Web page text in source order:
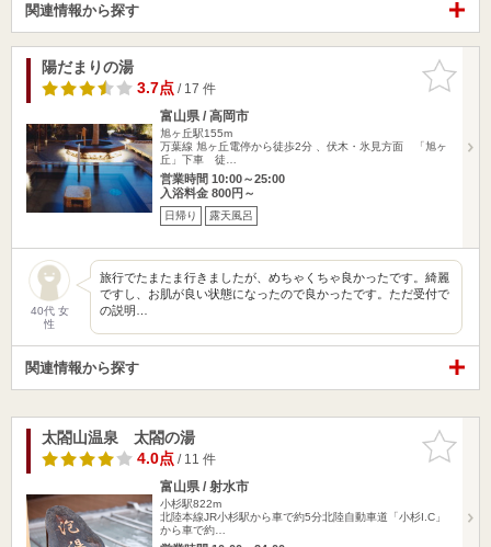
関連情報から探す
お気に入
りに追加
陽だまりの湯
3.7点/ 17 件
富山県 / 高岡市
旭ヶ丘駅155m
万葉線 旭ヶ丘電停から徒歩2分 、伏木・氷見方面 「旭ヶ
丘」下車 徒…
営業時間 10:00～25:00
入浴料金 800円～
日帰り 露天風呂
40代 女
性
旅行でたまたま行きましたが、めちゃくちゃ良かったです。綺麗
ですし、お肌が良い状態になったので良かったです。ただ受付で
の説明…
関連情報から探す
お気に入
りに追加
太閤山温泉 太閤の湯
4.0点/ 11 件
富山県 / 射水市
小杉駅822m
北陸本線JR小杉駅から車で約5分北陸自動車道「小杉I.C」
から車で約…